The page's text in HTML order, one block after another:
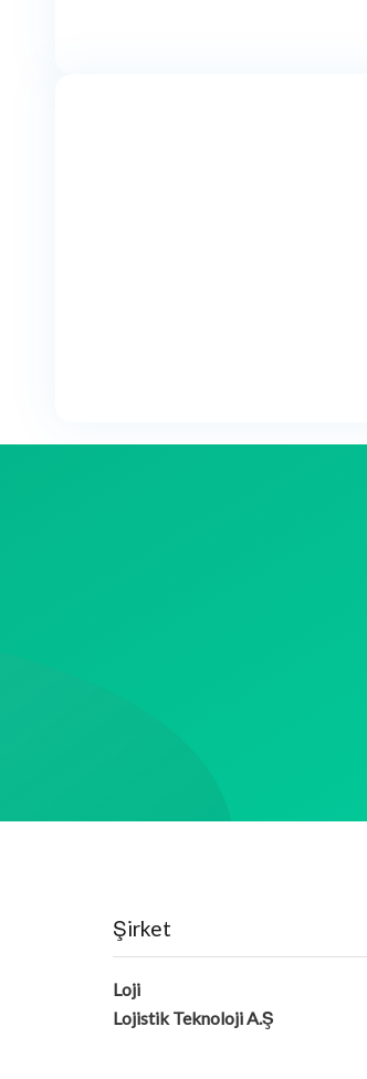
Şirket
Loji
Lojistik Teknoloji A.Ş